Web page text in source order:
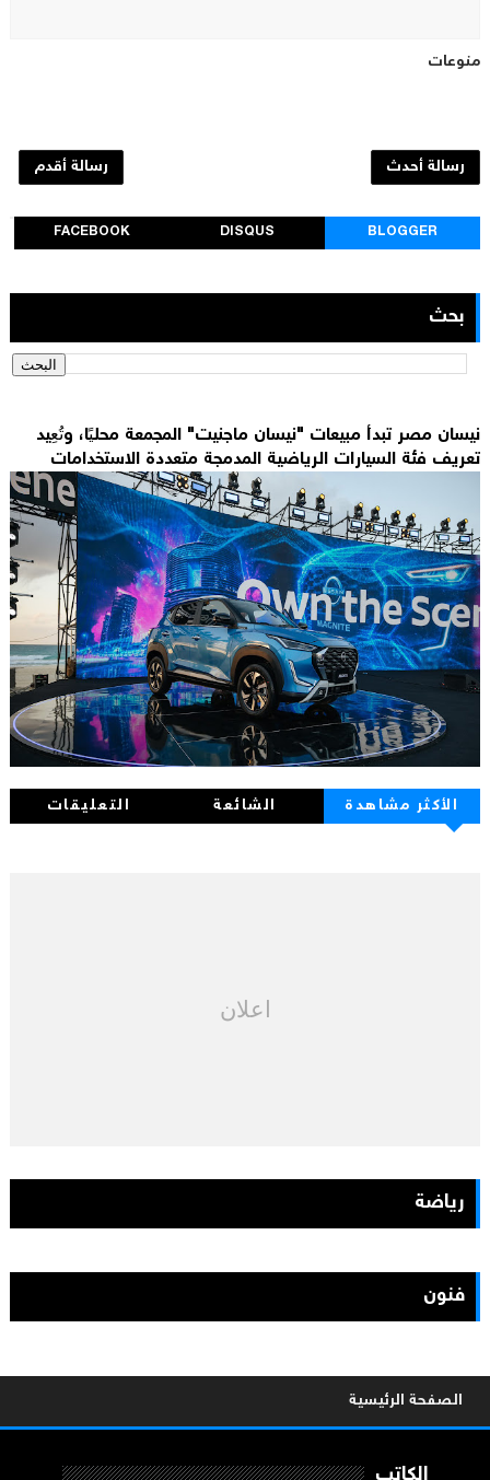
منوعات
رسالة أحدث رسالة أقدم
BLOGGER
DISQUS
FACEBOOK
بحث
نيسان مصر تبدأ مبيعات "نيسان ماجنيت" المجمعة محليًا، وتُعِيد
تعريف فئة السيارات الرياضية المدمجة متعددة الاستخدامات
الأكثر مشاهدة الشائعة التعليقات
اعلان
رياضة
فنون
الصفحة الرئيسية